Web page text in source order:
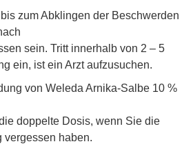
zum Abklingen der Beschwerden
sein. Tritt innerhalb von 2 – 5
ein, ist ein Arzt aufzusuchen.
von Weleda Arnika-Salbe 10 %
doppelte Dosis, wenn Sie die
vergessen haben.